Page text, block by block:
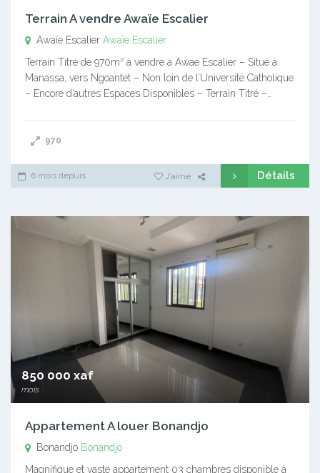
Terrain A vendre Awaïe Escalier
Awaïe Escalier Awaïe Escalier
Terrain Titré de 970m² à vendre à Awae Escalier – Situé à
Manassa, vers Ngoantet – Non loin de l’Université Catholique
– Encore d’autres Espaces Disponibles – Terrain Titré –…
970
6 mois depuis J'aime Détails
850 000 xaf
mois
Appartement A louer Bonandjo
Bonandjo Bonandjo
Magnifique et vaste appartement 03 chambres disponible à